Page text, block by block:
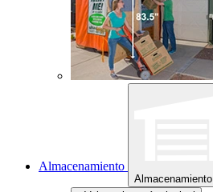
Almacenamiento
Almacenamiento